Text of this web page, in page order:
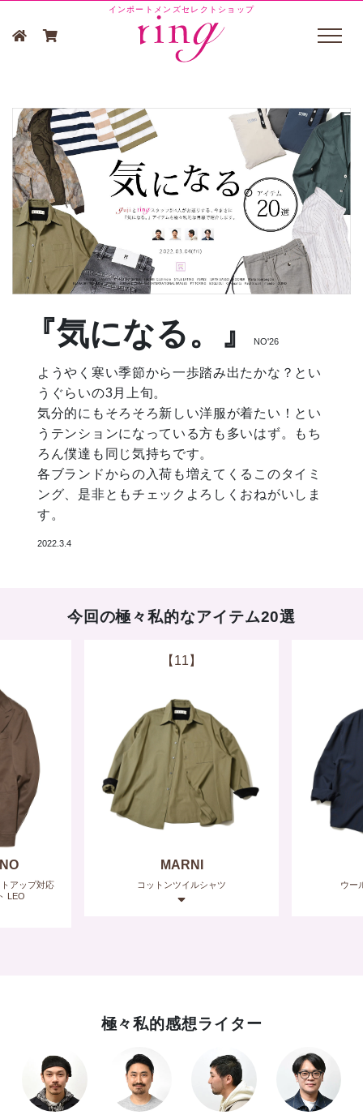
インポートメンズセレクトショップ
『気になる。』 NO'26
ようやく寒い季節から一歩踏み出たかな？とい
うぐらいの3月上旬。
気分的にもそろそろ新しい洋服が着たい！とい
うテンションになっている方も多いはず。もち
ろん僕達も同じ気持ちです。
各ブランドからの入荷も増えてくるこのタイミ
ング、是非ともチェックよろしくおねがいしま
す。
2022.3.4
今回の極々私的なアイテム20選
ツ
【12】
MARNI
ウールトロピカルシャツ
WALLIS ポ
極々私的感想ライター